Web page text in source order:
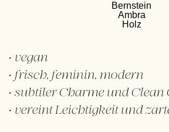
Bernstein
Ambra
Holz
vegan
frisch, feminin, modern
subtiler Charme und
vereint Leichtigkeit und